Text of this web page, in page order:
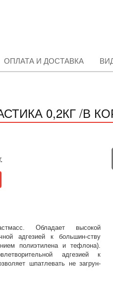
ОПЛАТА И ДОСТАВКА
0,2КГ /В
Обладает высокой
адгезией к большин-ству
полиэтилена и тефлона).
адгезией к
шпатлевать не загрун-